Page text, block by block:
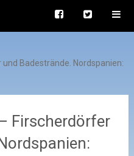
Badestrände. Nordspanien:
Firscherdörfer